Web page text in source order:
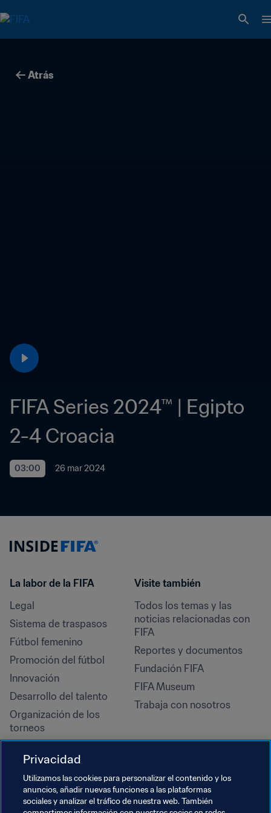
Atrás
FIFA Series 2024™ | Egipto
2-4 Croacia
03:00 26 mar 2024
La labor de la FIFA
Legal
Sistema de traspasos
Fútbol femenino
Promoción del fútbol
Innovación
Desarrollo del talento
Organización de los
torneos
Derechos humanos y lucha
contra la discriminación
Salud y atención médica
Visite también
Todos los temas y las
noticias relacionadas con
FIFA
Reportes y documentos
Fundación FIFA
FIFA Museum
Trabaja con nosotros
Privacidad
Utilizamos las cookies para personalizar el contenido y los
anuncios, añadir nuevas funciones a las plataformas
sociales y analizar el tráfico de nuestra web. También